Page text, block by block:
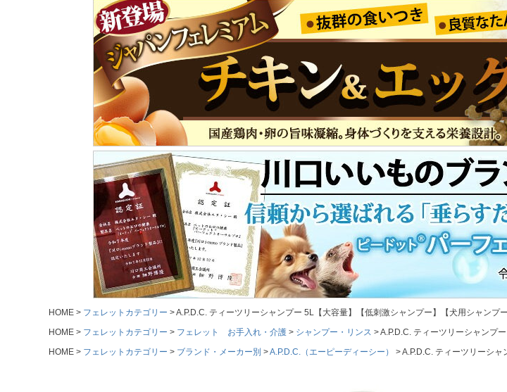
HOME フェレットカテゴリー
A.P.D.C. ティーツリーシャンプー 5L【大容量】【低刺激シャンプー】【犬用シャンプー
HOME
フェレットカテゴリー フェレット お手入れ・介護 シャンプー・リンス
A.P.D.C. ティーツリーシャンプ
HOME
フェレットカテゴリー ブランド・メーカー別 A.P.D.C.（エーピーディーシー） A.P.D.C. ティーツリーシャ